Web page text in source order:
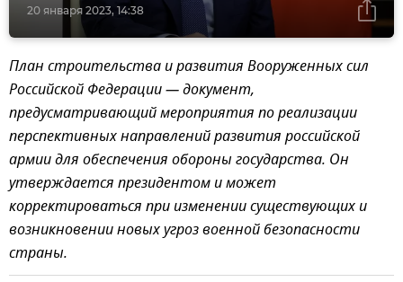
20 января 2023, 14:38
План строительства и развития Вооруженных сил
Российской Федерации — документ,
предусматривающий мероприятия по реализации
перспективных направлений развития российской
армии для обеспечения обороны государства. Он
утверждается президентом и может
корректироваться при изменении существующих и
возникновении новых угроз военной безопасности
страны.